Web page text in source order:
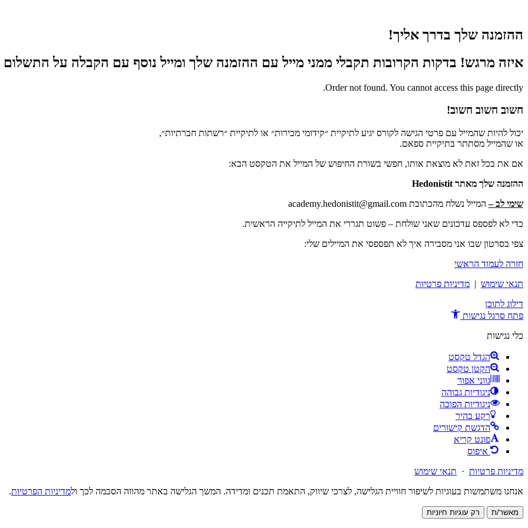
ההזמנה שלך בדרך אליך!
איזה מרגש! בדקות הקרובות תקבלי ממני מייל עם ההזמנה שלך ומייל נוסף עם הקבלה על
Order not found. You cannot access this page directly.
חשוב חשוב חשוב!
יכול להיות שהמייל עם פרטי הגישה לקורס יגיע לתיקיית ״קידומי מכירות״ או לתיקיית ״רשתות חברתיות״,
או שהמייל מסתתר בתיקיית ספאם.
אם את בכל זאת לא מוצאת אותו, חפשי בשורת החיפוש של המייל את הטקסט הבא:
ההזמנה שלך מאתר Hedonistit
שימי לב –המייל נשלח מהכתובת academy.hedonistit@gmail.com
כדי לא לפספס עדכונים שאני שולחת – פשוט תגררי את המייל לתיקייה הראשית.
צפי בסרטון שבו אני מסבירה איך לא תפספסי את המיילים שלי:
חזרה לעמוד הראשי
תנאי שימוש | מדיניות פרטיות
דילוג לתוכן
פתח סרגל נגישות
כלי נגישות
הגדל טקסט
הקטן טקסט
גווני אפור
ניגודיות גבוהה
ניגודיות הפוכה
רקע בהיר
הדגשת קישורים
פונט קריא
איפוס
מדיניות פרטיות · תנאי שימוש
אנחנו משתמשות בעוגיות לשיפור חוויית הגלישה, לצרכי שיווק, התאמת תכנים ומדידה. המשך הגלישה באתר מהווה הסכמה לכך ולמדיניות הפרטיות.
מאשר/ת רק עוגיות חיוניות